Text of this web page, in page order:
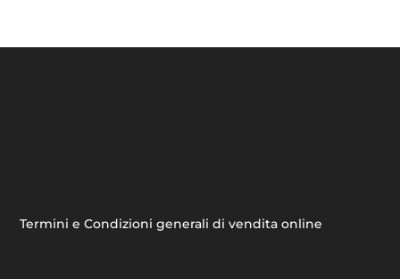
Termini e Condizioni generali di vendita online